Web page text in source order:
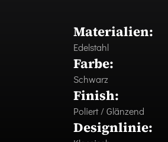
Materialien:
Edelstahl
Farbe:
Schwarz
Finish:
Poliert / Glänzend
Designlinie: